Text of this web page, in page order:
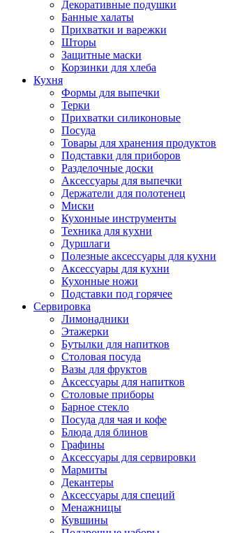
Декоративные подушки
Банные халаты
Прихватки и варежки
Шторы
Защитные маски
Корзинки для хлеба
Кухня
Формы для выпечки
Терки
Прихватки силиконовые
Посуда
Товары для хранения продуктов
Подставки для приборов
Разделочные доски
Аксессуары для выпечки
Держатели для полотенец
Миски
Кухонные инструменты
Техника для кухни
Дуршлаги
Полезные аксессуары для кухни
Аксессуары для кухни
Кухонные ножи
Подставки под горячее
Сервировка
Лимонадники
Этажерки
Бутылки для напитков
Столовая посуда
Вазы для фруктов
Аксессуары для напитков
Столовые приборы
Барное стекло
Посуда для чая и кофе
Блюда для блинов
Графины
Аксессуары для сервировки
Мармиты
Декантеры
Аксессуары для специй
Менажницы
Кувшины